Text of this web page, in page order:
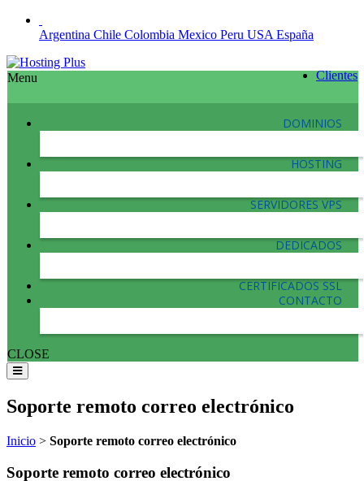
Argentina Chile Colombia Mexico Peru USA España
Clientes
Menu
DOMINIOS
HOSTING
SERVIDORES VPS
DEDICADOS
CERTIFICADOS SSL
CONTACTO
CLOSE
Soporte remoto correo electrónico
Inicio > Soporte remoto correo electrónico
Soporte remoto correo electrónico